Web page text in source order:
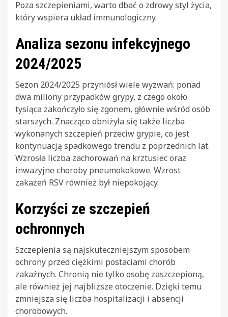
Poza szczepieniami, warto dbać o zdrowy styl życia,
który wspiera układ immunologiczny.
Analiza sezonu infekcyjnego
2024/2025
Sezon 2024/2025 przyniósł wiele wyzwań: ponad
dwa miliony przypadków grypy, z czego około
tysiąca zakończyło się zgonem, głównie wśród osób
starszych. Znacząco obniżyła się także liczba
wykonanych szczepień przeciw grypie, co jest
kontynuacją spadkowego trendu z poprzednich lat.
Wzrosła liczba zachorowań na krztusiec oraz
inwazyjne choroby pneumokokowe. Wzrost
zakażeń RSV również był niepokojący.
Korzyści ze szczepień
ochronnych
Szczepienia są najskuteczniejszym sposobem
ochrony przed ciężkimi postaciami chorób
zakaźnych. Chronią nie tylko osobę zaszczepioną,
ale również jej najbliższe otoczenie. Dzięki temu
zmniejsza się liczba hospitalizacji i absencji
chorobowych.